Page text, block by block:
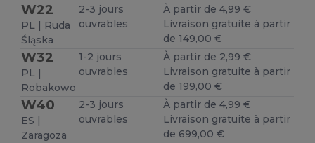
W22
PL | Ruda
Śląska
2-3 jours
ouvrables
À partir de 4,99 €
Livraison gratuite à partir
de 149,00 €
W32
PL |
Robakowo
1-2 jours
ouvrables
À partir de 2,99 €
Livraison gratuite à partir
de 199,00 €
W40
ES |
Zaragoza
2-3 jours
ouvrables
À partir de 4,99 €
Livraison gratuite à partir
de 699,00 €